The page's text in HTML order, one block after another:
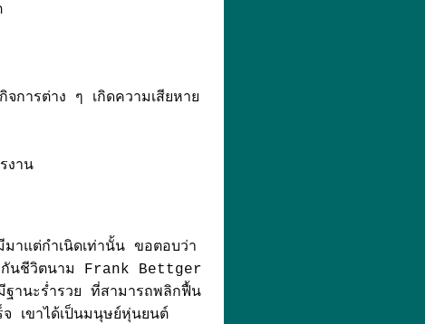
ารต่าง ๆ เกิดความเสียหาย
งาน
าแต่กำเนิดเท่านั้น ขอตอบว่า
ะกันชีวิตนาม Frank Bettger
ฐานะร่ำรวย ที่สามารถพลิกฟื้น
จ เขาได้เป็นมนุษย์หุ่นยนต์